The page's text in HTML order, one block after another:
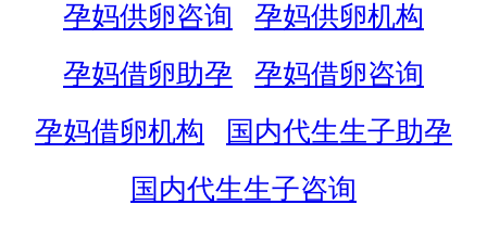
孕妈供卵咨询
孕妈供卵机构
孕妈借卵助孕
孕妈借卵咨询
孕妈借卵机构
国内代生生子助孕
国内代生生子咨询